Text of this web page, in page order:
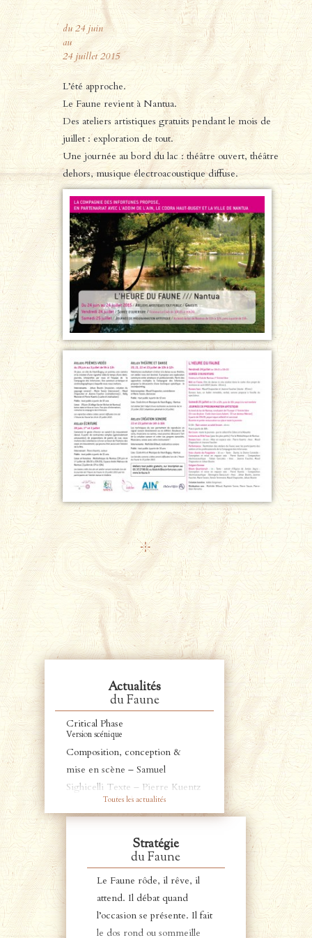
du 24 juin
au
24 juillet 2015
L’été approche.
Le Faune revient à Nantua.
Des ateliers artistiques gratuits pendant le mois de
juillet : exploration de tout.
Une journée au bord du lac : théâtre ouvert, théâtre
dehors, musique électroacoustique diffuse.
Actualités
du Faune
Critical Phase
Version scénique
Composition, conception &
mise en scène – Samuel
Sighicelli Texte – Pierre Kuentz
Lumières – Jacques Benoît
Dardant Regard sur le
mouvement – Sabine Novel
Sampler – Solène Charpentier
avec Noémi Boutin – violoncelle
& voix Claudine Simon – piano
& voix et la participation de la
classe de CM1 de l’école
Lire la suite
Toutes les actualités
Stratégie
du Faune
Le Faune rôde, il rêve, il
attend. Il débat quand
l’occasion se présente. Il fait
le dos rond ou sommeille